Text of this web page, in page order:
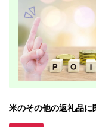
[№5762-0585]米 定
期便 12ヶ月 ツバメの
飛び交う 棚田米 5kg
コシヒカリ 精米 白米
お米 魚沼産コシヒカ
リ 新潟米 新潟 魚沼市
定期 12回
5.0
180,000
泉町
米のその他の返礼品に